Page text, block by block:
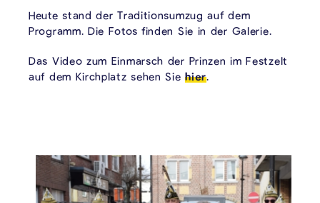
Heute stand der Traditionsumzug auf dem
Programm. Die Fotos finden Sie in der Galerie.
Das Video zum Einmarsch der Prinzen im Festzelt
auf dem Kirchplatz sehen Siehier.